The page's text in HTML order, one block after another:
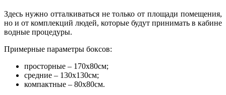
Здесь нужно отталкиваться не только от площади помещения,
но и от комплекций людей, которые будут принимать в кабине
водные процедуры.
Примерные параметры боксов:
просторные – 170х80см;
средние – 130х130см;
компактные – 80х80см.